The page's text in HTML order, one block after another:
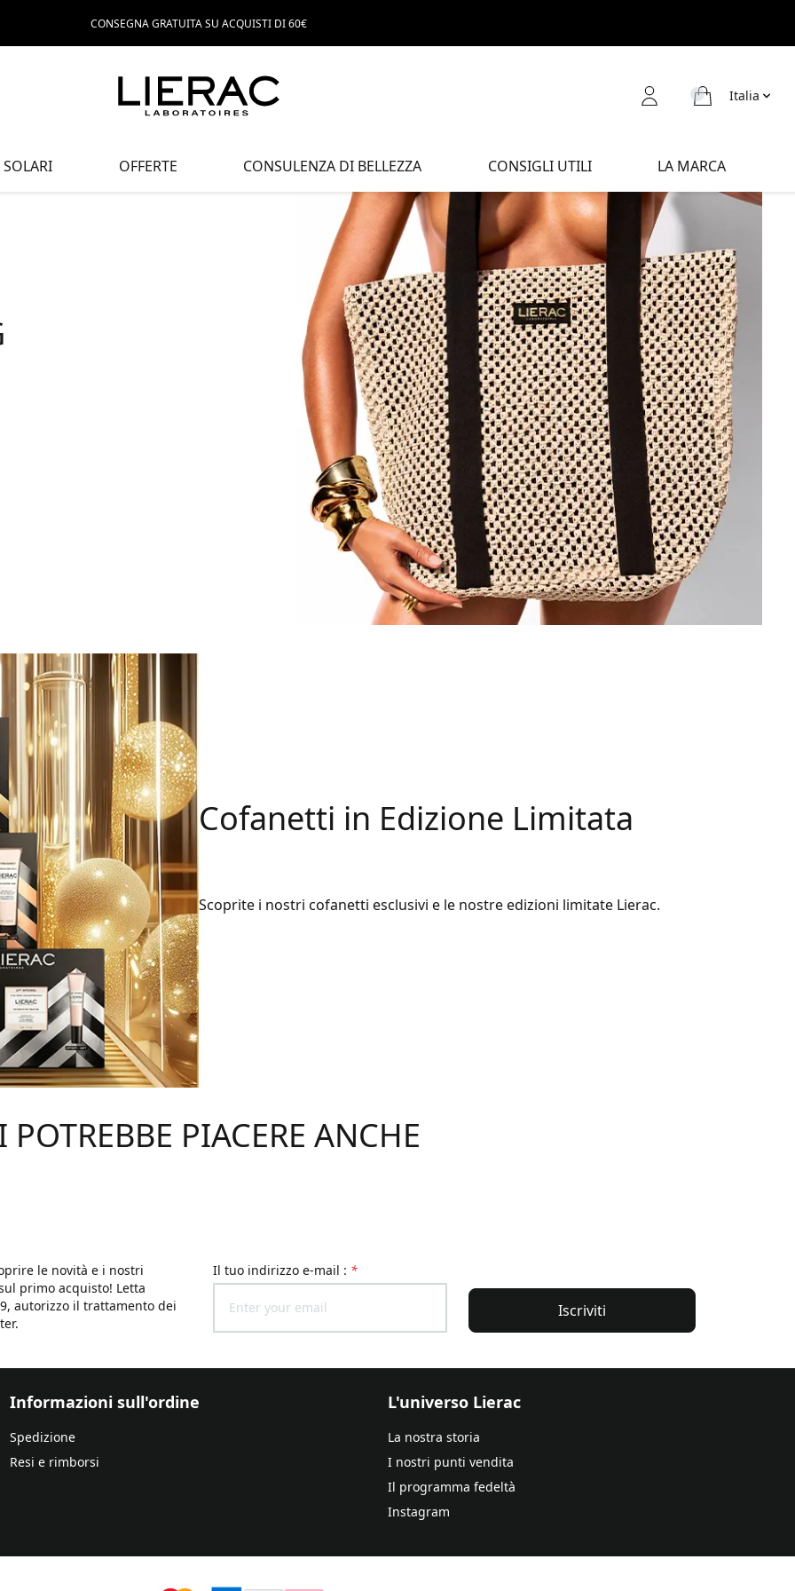
CONSEGNA GRATUITA SU ACQUISTI DI 60€
Italia
SOLARI OFFERTE CONSULENZA DI BELLEZZA CONSIGLI UTILI LA MARCA
Cofanetti in Edizione Limitata
Scoprite i nostri cofanetti esclusivi e le nostre edizioni limitate Lierac.
POTREBBE PIACERE ANCHE
le novità e i nostri
primo acquisto! Letta
autorizzo il trattamento dei
il tuo indirizzo e-mail : *
Iscriviti
Informazioni sull'ordine
Spedizione
Resi e rimborsi
L'universo Lierac
La nostra storia
I nostri punti vendita
Il programma fedeltà
Instagram